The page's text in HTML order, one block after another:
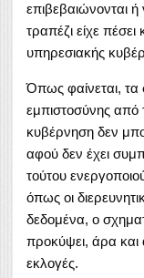
επιβεβαιώνονται
τραπέζι είχε
υπηρεσιακής
Όπως φαίνεται, τα
εμπιστοσύνης
κυβέρνηση δεν
αφού δεν έχει
τούτου
όπως οι
δεδομένα, ο
προκύψει, άρα και
εκλογές.